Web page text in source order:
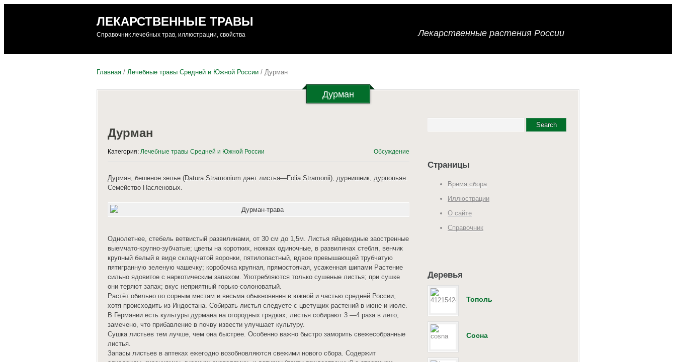
ЛЕКАРСТВЕННЫЕ ТРАВЫ
Справочник лечебных трав, иллюстрации, свойства Лекарственные растения России
Главная / Лечебные травы Средней и Южной России / Дурман
Дурман
Дурман
Категория: Лечебные травы Средней и Южной России Обсуждение
Дурман, бешеное зелье (Datura Stramonium дает листья—Folia Stramonii), дурнишник, дурпопьян.
Семейство Пасленовых.
Однолетнее, стебель ветвистый развилинами, от 30 см до 1,5м. Листья яйцевидные заостренные
выемчато-крупно-зубчатые; цветы на коротких, ножках одиночные, в развилинах стебля, венчик
крупный белый в виде складчатой воронки, пятилопастный, вдвое превышающей трубчатую
пятигранную зеленую чашечку; коробочка крупная, прямостоячая, усаженная шипами Растение
сильно ядовитое с наркотическим запахом. Употребляются только сушеные листья; при сушке
они теряют запах; вкус неприятный горько-солоноватый.
Растёт обильно по сорным местам и весьма обыкновенен в южной и частью средней России,
хотя происходить из Индостана. Собирать листья следуете с цветущих растений в июне и июле.
В Германии есть культуры дурмана на огородных грядках; листья собирают 3 —4 раза в лето;
замечено, что прибавление в почву извести улучшает культуру.
Сушка листьев тем лучше, чем она быстрее. Особенно важно быстро заморить свежесобранные
листья.
Запасы листьев в аптеках ежегодно возобновляются свежими нового сбора. Содержит
Страницы
Время сбора
Иллюстрации
О сайте
Справочник
Деревья
Тополь
Сосна